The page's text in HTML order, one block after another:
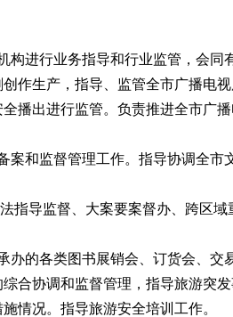
构进行业务指导和行业监管，会同
作生产，指导、监管全市广播电
播出进行监管。负责推进全市广
案和监督管理工作。指导协调全市
指导监督、大案要案督办、跨区域
办的各类图书展销会、订货会、交
合协调和监督管理，指导旅游突
情况。指导旅游安全培训工作。